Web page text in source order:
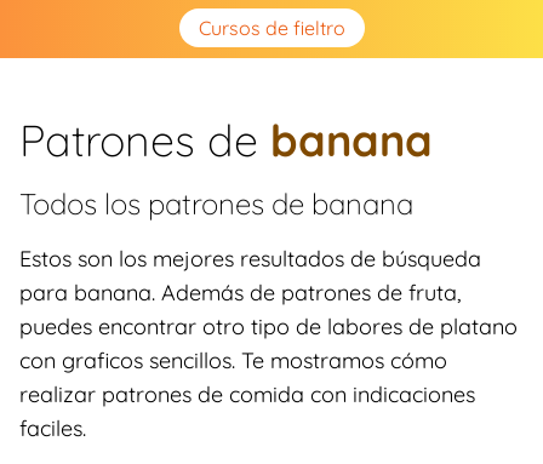
Cursos de fieltro
Patrones de banana
Todos los patrones de banana
Estos son los mejores resultados de búsqueda
para banana. Además de patrones de fruta,
puedes encontrar otro tipo de labores de platano
con graficos sencillos. Te mostramos cómo
realizar patrones de comida con indicaciones
faciles.